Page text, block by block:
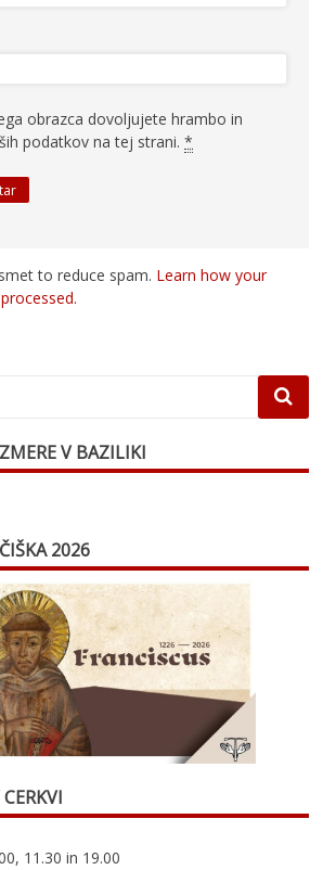
obrazca dovoljujete hrambo in
podatkov na tej strani. *
to reduce spam. Learn how your
V BAZILIKI
2026
11.30 in 19.00